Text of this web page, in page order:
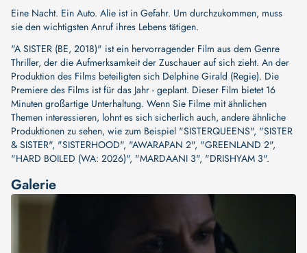
Eine Nacht. Ein Auto. Alie ist in Gefahr. Um durchzukommen, muss
sie den wichtigsten Anruf ihres Lebens tätigen.
"A SISTER (BE, 2018)" ist ein hervorragender Film aus dem Genre
Thriller, der die Aufmerksamkeit der Zuschauer auf sich zieht. An der
Produktion des Films beteiligten sich Delphine Girald (Regie). Die
Premiere des Films ist für das Jahr - geplant. Dieser Film bietet 16
Minuten großartige Unterhaltung. Wenn Sie Filme mit ähnlichen
Themen interessieren, lohnt es sich sicherlich auch, andere ähnliche
Produktionen zu sehen, wie zum Beispiel "SISTERQUEENS", "SISTER
& SISTER", "SISTERHOOD", "AWARAPAN 2", "GREENLAND 2",
"HARD BOILED (WA: 2026)", "MARDAANI 3", "DRISHYAM 3".
Galerie